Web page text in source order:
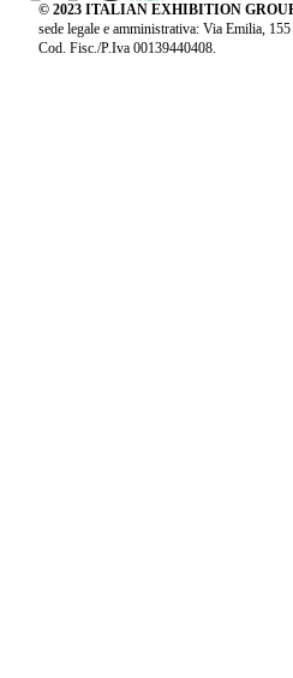
© 2023 ITALIAN EXHIBITION
sede legale e amministrativa: Via Emilia,
Cod. Fisc./P.Iva 00139440408.